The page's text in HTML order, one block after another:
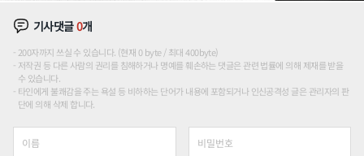
기사댓글0개
200자까지 쓰실 수 있습니다. (현재 0 byte / 최대 400byte)
저작권 등 다른 사람의 권리를 침해하거나 명예를 훼손하는 댓글은 관련 법률에 의해 제재를 받을
수 있습니다.
타인에게 불쾌감을 주는 욕설 등 비하하는 단어가 내용에 포함되거나 인신공격성 글은 관리자의 판
단에 의해 삭제 합니다.